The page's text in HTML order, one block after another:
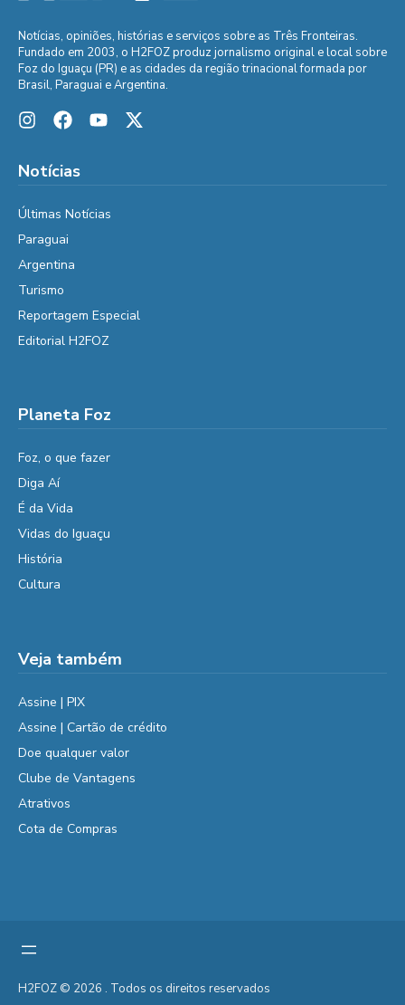
Notícias, opiniões, histórias e serviços sobre as Três Fronteiras.
Fundado em 2003, o H2FOZ produz jornalismo original e local sobre
Foz do Iguaçu (PR) e as cidades da região trinacional formada por
Brasil, Paraguai e Argentina.
Notícias
Últimas Notícias
Paraguai
Argentina
Turismo
Reportagem Especial
Editorial H2FOZ
Planeta Foz
Foz, o que fazer
Diga Aí
É da Vida
Vidas do Iguaçu
História
Cultura
Veja também
Assine | PIX
Assine | Cartão de crédito
Doe qualquer valor
Clube de Vantagens
Atrativos
Cota de Compras
H2FOZ © 2026 . Todos os direitos reservados